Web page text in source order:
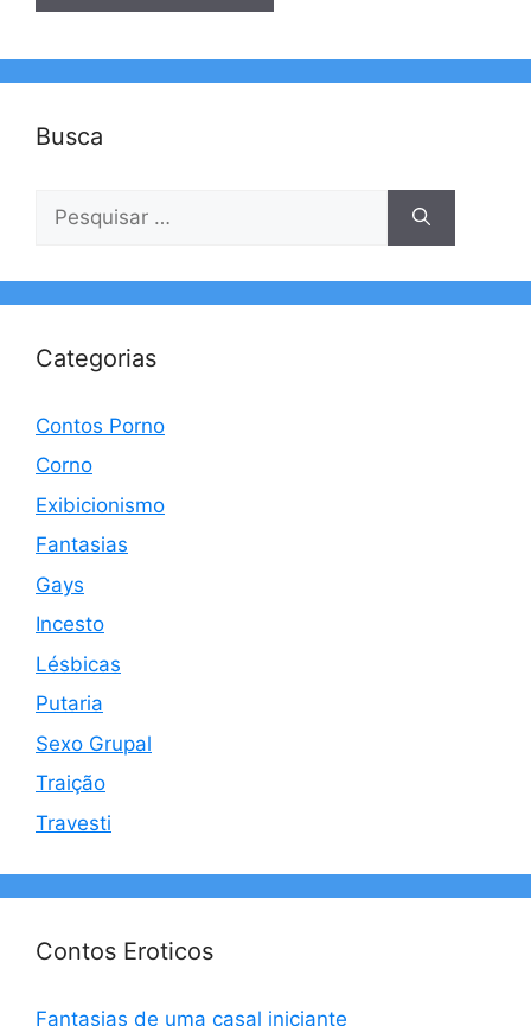
Busca
por:
Categorias
Contos Porno
Corno
Exibicionismo
Fantasias
Gays
Incesto
Lésbicas
Putaria
Sexo Grupal
Traição
Travesti
Contos Eroticos
Fantasias de uma casal iniciante